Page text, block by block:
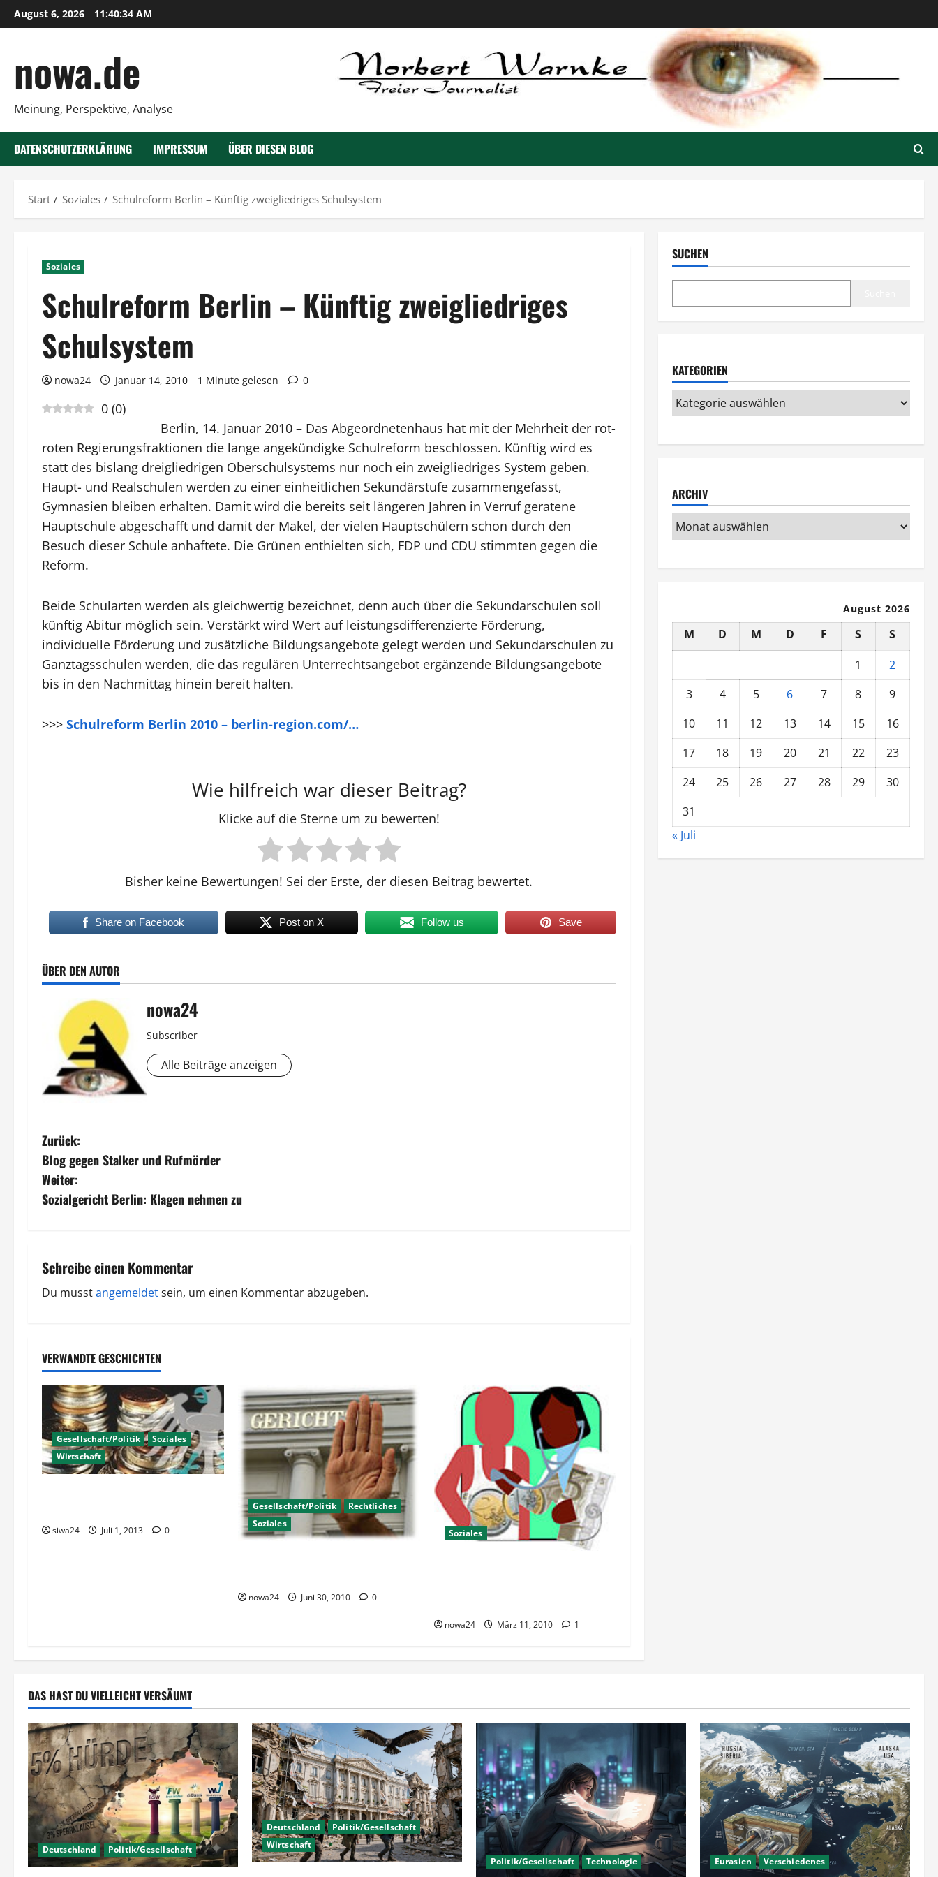
Zum
Inhalt
August 6, 2026 11:40:35 AM
nowa.de
Meinung, Perspektive, Analyse
DATENSCHUTZERKLÄRUNG IMPRESSUM ÜBER DIESEN BLOG
Start Soziales Schulreform Berlin – Künftig zweigliedriges Schulsystem
Soziales
Schulreform Berlin – Künftig zweigliedriges
Schulsystem
nowa24 Januar 14, 2010 1 Minute gelesen 0
0 (0)
Berlin, 14. Januar 2010 – Das Abgeordnetenhaus hat mit der Mehrheit der rot-
roten Regierungsfraktionen die lange angekündigke Schulreform beschlossen. Künftig wird es
statt des bislang dreigliedrigen Oberschulsystems nur noch ein zweigliedriges System geben.
Haupt- und Realschulen werden zu einer einheitlichen Sekundärstufe zusammengefasst,
Gymnasien bleiben erhalten. Damit wird die bereits seit längeren Jahren in Verruf geratene
Hauptschule abgeschafft und damit der Makel, der vielen Hauptschülern schon durch den
Besuch dieser Schule anhaftete. Die Grünen enthielten sich, FDP und CDU stimmten gegen die
Reform.
Beide Schularten werden als gleichwertig bezeichnet, denn auch über die Sekundarschulen soll
künftig Abitur möglich sein. Verstärkt wird Wert auf leistungsdifferenzierte Förderung,
individuelle Förderung und zusätzliche Bildungsangebote gelegt werden und Sekundarschulen zu
Ganztagsschulen werden, die das regulären Unterrechtsangebot ergänzende Bildungsangebote
bis in den Nachmittag hinein bereit halten.
>>> Schulreform Berlin 2010 – berlin-region.com/…
Wie hilfreich war dieser Beitrag?
Klicke auf die Sterne um zu bewerten!
Bisher keine Bewertungen! Sei der Erste, der diesen Beitrag bewertet.
Share on Facebook Post on X Follow us Save
ÜBER DEN AUTOR
nowa24
Subscriber
Alle Beiträge anzeigen
B
e
i
r
a
s
n
v
i
a
Zurück:
Blog gegen Stalker und Rufmörder
Weiter:
Sozialgericht Berlin: Klagen nehmen zu
Schreibe einen Kommentar
Du musstangemeldetsein, um einen Kommentar abzugeben.
VERWANDTE GESCHICHTEN
Gesellschaft/Politik
Soziales
Wirtschaft
siwa24 Juli 1, 2013 0
Gesellschaft/Politik
Rechtliches
Soziales
nowa24 Juni 30, 2010 0
Soziales
nowa24 März 11, 2010 1
SUCHEN
KATEGORIEN
ARCHIV
August 2026
M D M D F S
S
1
2
3
4 5 6 7 8
9
10
11 12 13 14 15
16
17
18 19 20 21 22
23
24
25 26 27 28 29
30
31
« Juli
DAS HAST DU VIELLEICHT VERSÄUMT
Deutschland Politik/Gesellschaft
Deutschland
Politik/Gesellschaft
Wirtschaft
Politik/Gesellschaft Technologie Eurasien Verschiedenes